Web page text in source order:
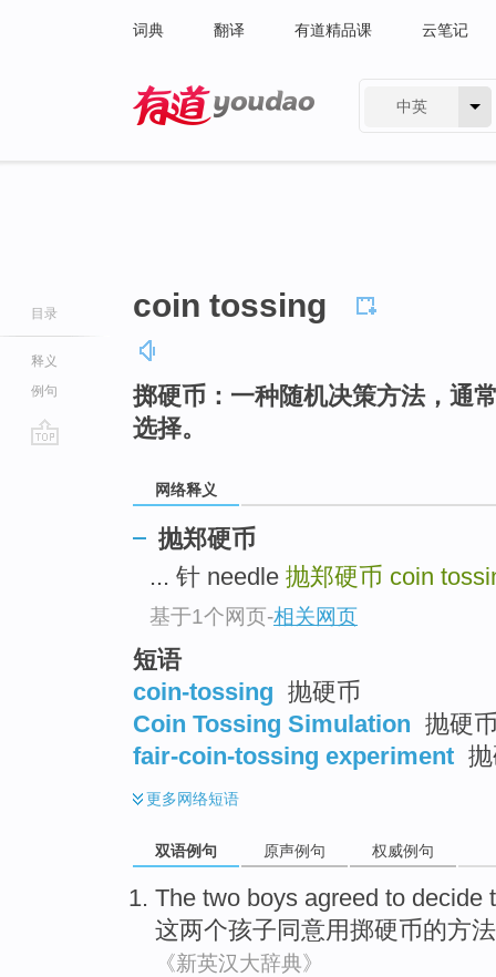
词典 翻译 有道精品课 云笔记
中英
目录
释义
例句
coin tossing
掷硬币：一种随机决策方法，通
选择。
网络释义
抛郑硬币
... 针 needle 抛郑硬币 coin
基于1个网页-相关网页
短语
coin-tossing 抛硬币
Coin Tossing Simulation 抛硬
fair-coin-tossing experiment
更多网络短语
双语例句 原声例句 权威例句
The two boys agreed to decide
这两个孩子同意用掷硬币的方法
《新英汉大辞典》